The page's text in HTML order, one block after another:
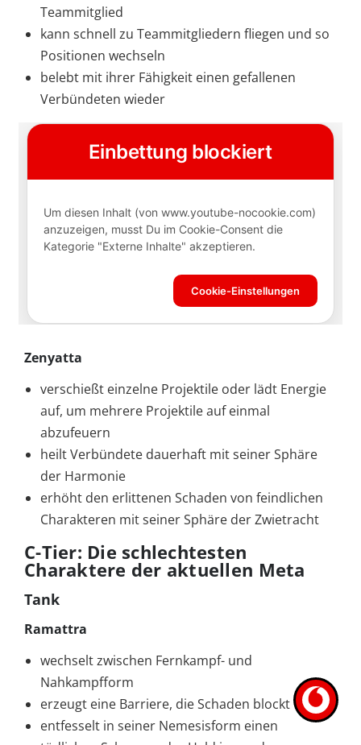
Teammitglied
kann schnell zu Teammitgliedern fliegen und so
Positionen wechseln
belebt mit ihrer Fähigkeit einen gefallenen
Verbündeten wieder
Zenyatta
verschießt einzelne Projektile oder lädt Energie
auf, um mehrere Projektile auf einmal
abzufeuern
heilt Verbündete dauerhaft mit seiner Sphäre
der Harmonie
erhöht den erlittenen Schaden von feindlichen
Charakteren mit seiner Sphäre der Zwietracht
C-Tier: Die schlechtesten
Charaktere der aktuellen Meta
Tank
Ramattra
wechselt zwischen Fernkampf- und
Nahkampfform
erzeugt eine Barriere, die Schaden blockt
entfesselt in seiner Nemesisform einen